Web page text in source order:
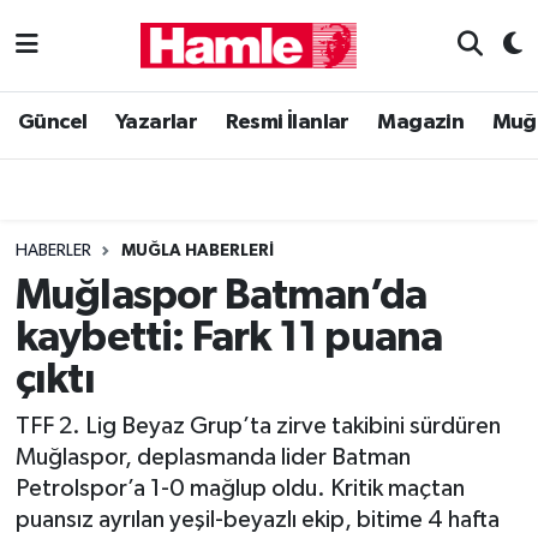
Güncel Yazarlar Resmi İlanlar Magazin
HABERLER MUĞLA HABERLERI
Muğlaspor Batman’da
kaybetti: Fark 11 puana
çıktı
TFF 2. Lig Beyaz Grup’ta zirve takibini sürdüren
Muğlaspor, deplasmanda lider Batman
Petrolspor’a 1-0 mağlup oldu. Kritik maçtan
puansız ayrılan yeşil-beyazlı ekip, bitime 4 hafta
Güncel
Magazin
Muğla Haber
Siyaset
Muğla Nöbetçi Eczaneler
Muğla Trafik Yoğunluk Haritası
Süper Lig Puan Durumu ve Fikstür
Tüm Manşetler
Son Dakika Haberleri
Haber Arşivi